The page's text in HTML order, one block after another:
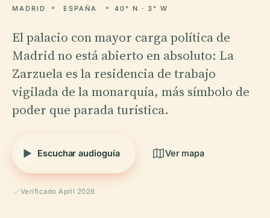
MADRID ESPAÑA 40° N · 3° W
El palacio con mayor carga política de
Madrid no está abierto en absoluto: La
Zarzuela es la residencia de trabajo
vigilada de la monarquía, más símbolo de
poder que parada turística.
Escuchar audioguía Ver mapa
Verificado April 2026